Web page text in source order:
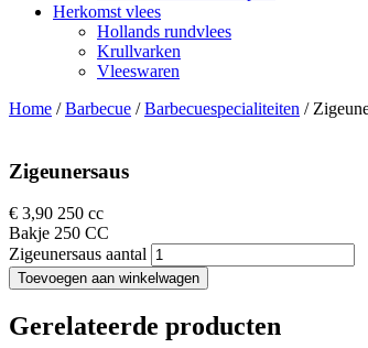
Herkomst vlees
Hollands rundvlees
Krullvarken
Vleeswaren
Home /Barbecue /Barbecuespecialiteiten /
Zigeunersaus
€ 3,90 250 cc
Bakje 250 CC
Zigeunersaus aantal
Toevoegen aan winkelwagen
Gerelateerde producten